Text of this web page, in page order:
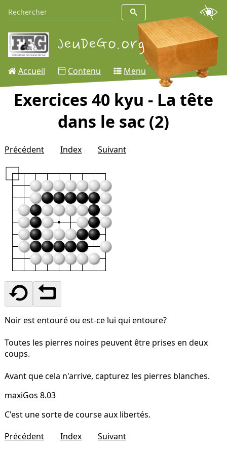
Accueil Contenu Menu
Exercices 40 kyu - La tête
dans le sac (2)
Précédent Index Suivant
Noir est entouré ou est-ce lui qui entoure?
Toutes les pierres noires peuvent être prises en deux
coups.
Avant que cela n'arrive, capturez les pierres blanches.
maxiGos 8.03
C'est une sorte de course aux libertés.
Précédent
Index Suivant